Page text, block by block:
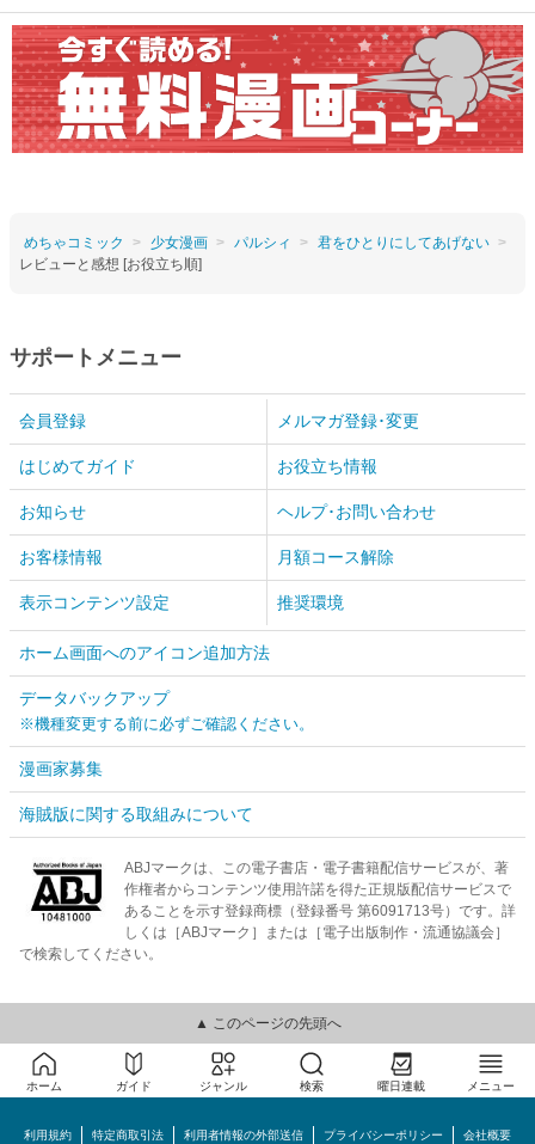
めちゃコミック 少女漫画 パルシィ
君をひとりにしてあげない
レビューと感想 [お役立ち順]
サポートメニュー
会員登録 メルマガ登録･変更
はじめてガイド お役立ち情報
お知らせ ヘルプ･お問い合わせ
お客様情報 月額コース解除
表示コンテンツ設定 推奨環境
ホーム画面へのアイコン追加方法
データバックアップ
※機種変更する前に必ずご確認ください。
漫画家募集
海賊版に関する取組みについて
ABJマークは、この電子書店・電子書籍配信サービスが、著
作権者からコンテンツ使用許諾を得た正規版配信サービスで
あることを示す登録商標（登録番号 第6091713号）です。詳
しくは［ABJマーク］または［電子出版制作・流通協議会］
で検索してください。
▲ このページの先頭へ
ホーム ガイド ジャンル 検索 曜日連載 メニュー
利用規約 特定商取引法 利用者情報の外部送信 プライバシーポリシー 会社概要